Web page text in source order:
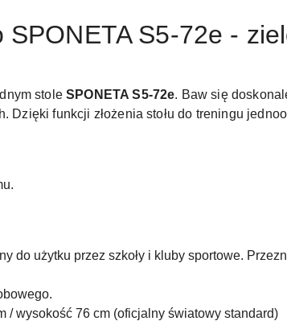
SPONETA S5-72e -
stoleSPONETA S5-72e. Baw się
Dzięki funkcji złożenia stołu do treningu
do użytku przez szkoły i kluby sportowe.
/ wysokość 76 cm (oficjalny światowy standard)